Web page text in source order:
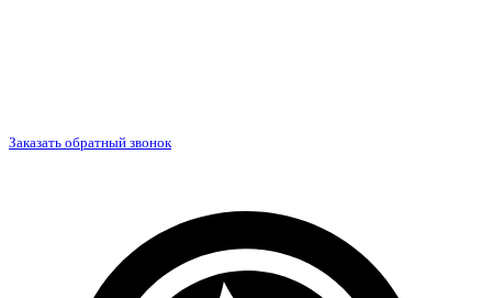
Заказать обратный звонок